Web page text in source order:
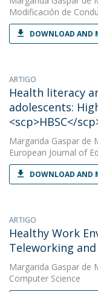
Modificación de
DOWNLOAD AND
ARTIGO
Health literacy
adolescents:
<scp>HBSC</
Margarida Gaspar de
European Journal of
DOWNLOAD AND
ARTIGO
Healthy Work
Teleworking
Margarida Gaspar de
Computer Science